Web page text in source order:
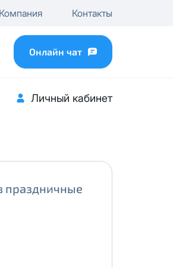
Компания Контакты
Онлайн чат
Личный кабинет
праздничные
...